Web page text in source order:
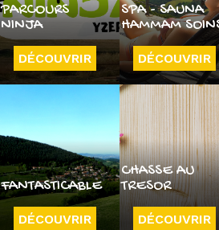
PARCOURS
NINJA
DÉCOUVRIR
SPA - SAUNA
HAMMAM
DÉCOUVRIR
FANTASTICABLE
DÉCOUVRIR
CHASSE AU
TRESOR
DÉCOUVRIR